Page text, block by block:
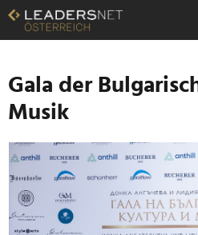
Zum
Inhalt
Zur
Navigation
Zur
Hauptnavigation
Gala der
Musik